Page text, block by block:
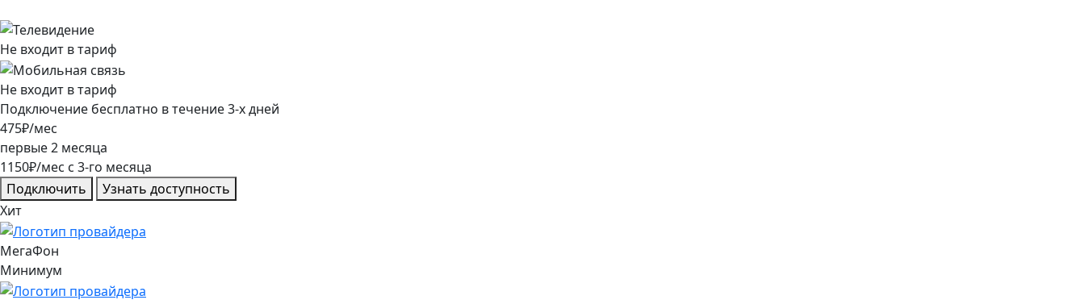
Не входит в тариф
Не входит в тариф
Подключение бесплатно в течение3-х дней
475₽/мес
первые2 месяца
1150₽/мес c 3-го месяца
Подключить
Узнать доступность
Хит
МегаФон
Минимум